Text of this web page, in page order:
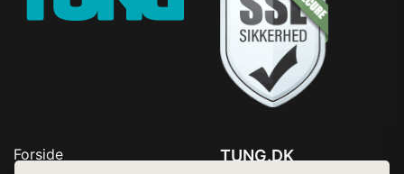
Forside
TUNG.DK